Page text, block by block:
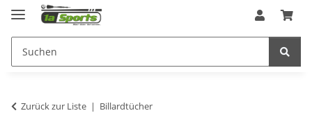
Zurück zur Liste Billardtücher